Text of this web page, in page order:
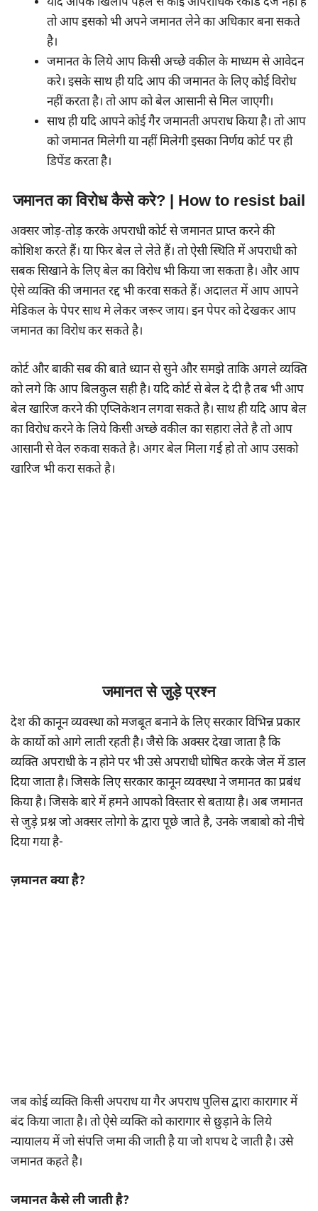
तो आप इसको भी अपने जमानत लेने का अधिकार बना सकते
है।
जमानत के लिये आप किसी अच्छे वकील के माध्यम से आवेदन
करे। इसके साथ ही यदि आप की जमानत के लिए कोई विरोध
नहीं करता है। तो आप को बेल आसानी से मिल जाएगी।
साथ ही यदि आपने कोई गैर जमानती अपराध किया है। तो आप
को जमानत मिलेगी या नहीं मिलेगी इसका निर्णय कोर्ट पर ही
डिपेंड करता है।
जमानत का विरोध कैसे करे? | How to resist bail
अक्सर जोड़-तोड़ करके अपराधी कोर्ट से जमानत प्राप्त करने की
कोशिश करते हैं। या फिर बेल ले लेते हैं। तो ऐसी स्थिति में अपराधी को
सबक सिखाने के लिए बेल का विरोध भी किया जा सकता है। और आप
ऐसे व्यक्ति की जमानत रद्द भी करवा सकते हैं। अदालत में आप आपने
मेडिकल के पेपर साथ मे लेकर जरूर जाय। इन पेपर को देखकर आप
जमानत का विरोध कर सकते है।
कोर्ट और बाकी सब की बाते ध्यान से सुने और समझे ताकि अगले व्यक्ति
को लगे कि आप बिलकुल सही है। यदि कोर्ट से बेल दे दी है तब भी आप
बेल खारिज करने की एप्लिकेशन लगवा सकते है। साथ ही यदि आप बेल
का विरोध करने के लिये किसी अच्छे वकील का सहारा लेते है तो आप
आसानी से वेल रुकवा सकते है। अगर बेल मिला गई हो तो आप उसको
खारिज भी करा सकते है।
जमानत से जुड़े प्रश्न
देश की कानून व्यवस्था को मजबूत बनाने के लिए सरकार विभिन्न प्रकार
के कार्यो को आगे लाती रहती है। जैसे कि अक्सर देखा जाता है कि
व्यक्ति अपराधी के न होने पर भी उसे अपराधी घोषित करके जेल में डाल
दिया जाता है। जिसके लिए सरकार कानून व्यवस्था ने जमानत का प्रबंध
किया है। जिसके बारे में हमने आपको विस्तार से बताया है। अब जमानत
से जुड़े प्रश्न जो अक्सर लोगो के द्वारा पूछे जाते है, उनके जबाबो को नीचे
दिया गया है-
ज़मानत क्या है?
जब कोई व्यक्ति किसी अपराध या गैर अपराध पुलिस द्वारा कारागार में
बंद किया जाता है। तो ऐसे व्यक्ति को कारागार से छुड़ाने के लिये
न्यायालय में जो संपत्ति जमा की जाती है या जो शपथ दे जाती है। उसे
जमानत कहते है।
जमानत कैसे ली जाती है?